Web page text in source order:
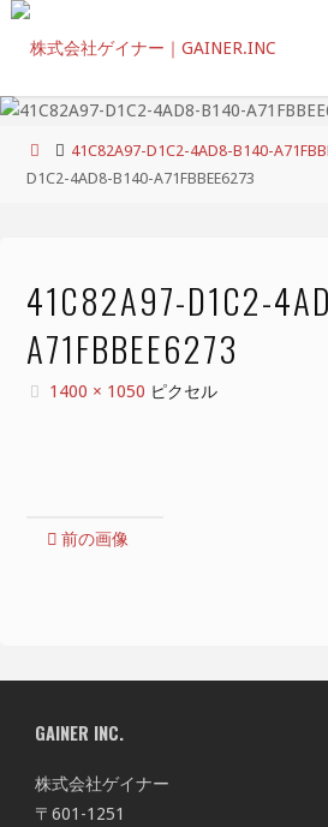
コ
ン
ホ
ー
41C82A97-D1C2-4AD8-B140-
D1C2-4AD8-B140-A71FBBEE6273
41C82A97-D1C2-
A71FBBEE6273
フ
1400 × 1050 ピクセル
前の画像
GAINER INC.
株式会社ゲイナー
〒601-1251